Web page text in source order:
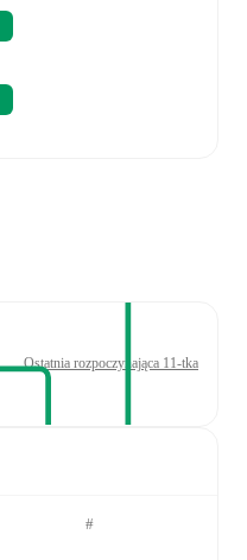
Ostatnia rozpoczynająca 11-tka
#